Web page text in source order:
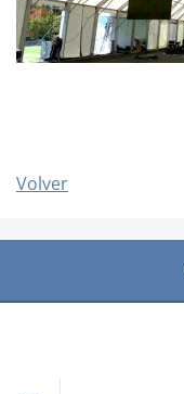
Volver